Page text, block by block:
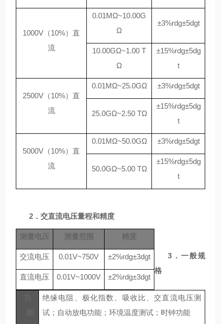
1000V（10%）直
流
0.01MΩ~10.00G
Ω
±3%rdg±5dgt
10.00GΩ~1.00 T
Ω
±15%rdg±5dg
t
2500V（10%）直
流
0.01MΩ~25.0GΩ ±3%rdg±5dgt
25.0GΩ~2.50 TΩ
±15%rdg±5dg
t
5000V（10%）直
流
0.01MΩ~50.0GΩ ±3%rdg±5dgt
50.0GΩ~5.00 TΩ
±15%rdg±5dg
t
2．交直流电压量程和精度
测量电压 测量范围 精度
交流电压 0.01V~750V ±2%rdg±3dgt
直流电压 0.01V~1000V ±2%rdg±3dgt
3．一般规
格
绝缘电阻、极化指数、吸收比、交直流电压测
试；自动放电功能；环境温度测试；时钟功能